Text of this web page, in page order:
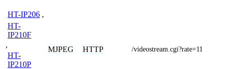
HT-IP206 ,
HT-
IP210F
,
HT-
IP210P
MJPEG HTTP /videostream.cgi?rate=11